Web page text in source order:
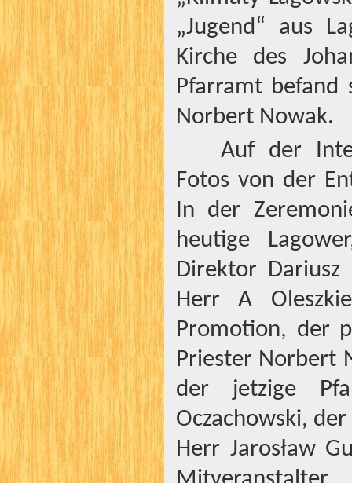
„Jugend“ aus
Kirche des
Pfarramt befand
Norbert Nowak.
Auf der
Fotos von der
In der
heutige
Direktor Dariusz
Herr A
Promotion, der
Priester Norbert
der jetzige
Oczachowski,
Herr Jarosław